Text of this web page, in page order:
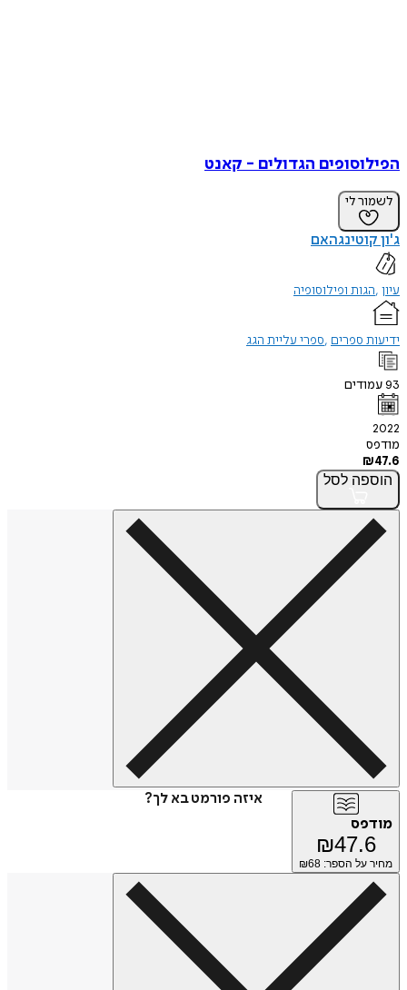
הפילוסופים הגדולים - קאנט
לשמור לי
ג'ון קוטינגהאם
עיון הגות ופילוסופיה
ידיעות ספרים ספרי עליית הגג
93עמודים
2022
מודפס
₪47.6
הוספה לסל
איזה פורמט בא לך?
מודפס
₪47.6
מחיר על הספר: ₪ 68